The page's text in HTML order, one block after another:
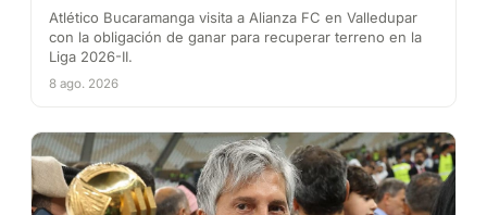
Atlético Bucaramanga visita a Alianza FC en Valledupar
con la obligación de ganar para recuperar terreno en la
Liga 2026-II.
8 ago. 2026